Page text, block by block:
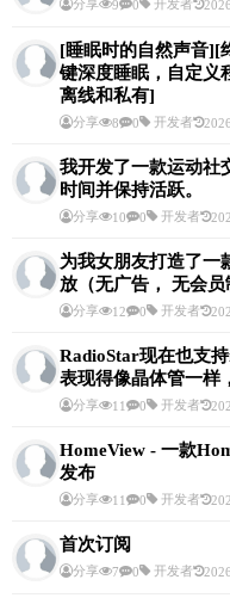
分享 9 0 开发者
[睡眠时的自然声音][
键深度睡眠，自定义
离线和私有]
分享 8 0 开发者
我开发了一款运动社
时间并保持活跃。
分享 10 0 开发者
为我女朋友打造了一
放（无广告， 无会员
分享 12 0 开发者
RadioStar现在也支
表现得像晶体管一样
分享 11 0 开发者
HomeView - 一款
发布
分享 11 0 开发者
首次订阅
分享 7 0 开发者